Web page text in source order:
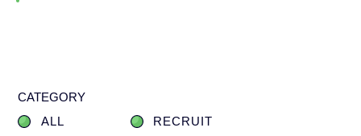
CATEGORY
ALL
RECRUIT